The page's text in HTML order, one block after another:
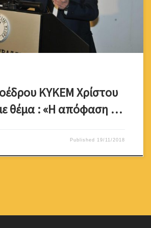
την εισβολή στην Κύπρο (15-20 Ιουλίου
[…]
ΚΥΚΕΜ Χρίστου
θέμα : «Η απόφαση …
Published 19/11/2018